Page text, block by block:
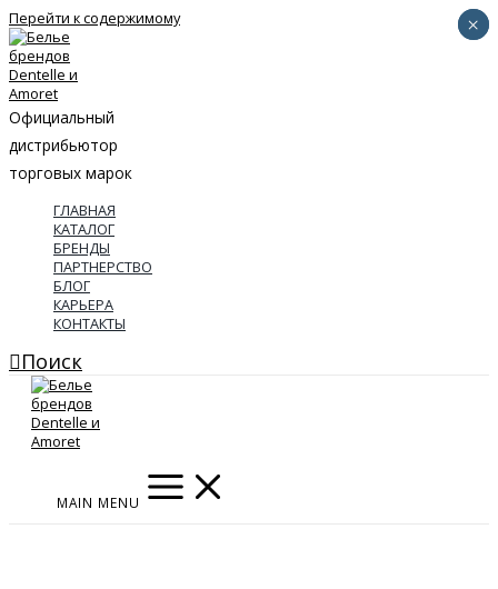
Перейти к содержимому
Официальный
дистрибьютор
торговых марок
ГЛАВНАЯ
КАТАЛОГ
БРЕНДЫ
ПАРТНЕРСТВО
БЛОГ
КАРЬЕРА
КОНТАКТЫ
Поиск
MAIN MENU
×
×